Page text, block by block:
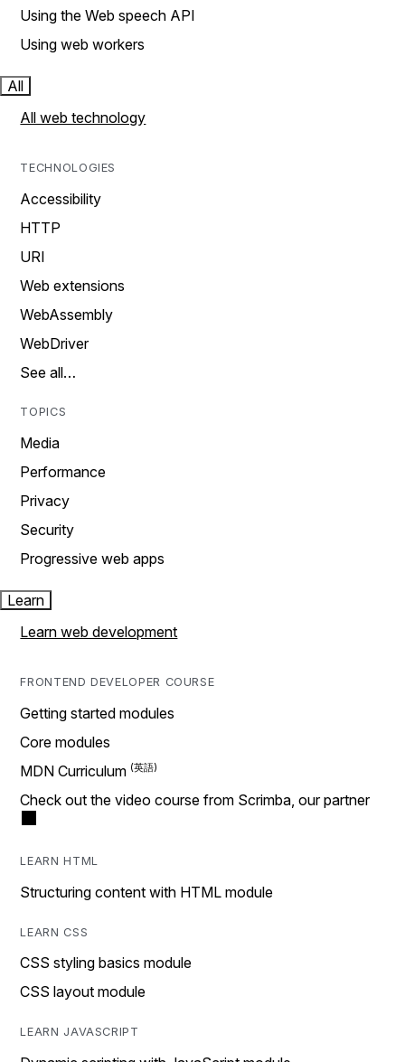
Using the Web speech API
Using web workers
All
All web technology
TECHNOLOGIES
Accessibility
HTTP
URI
Web extensions
WebAssembly
WebDriver
See all…
TOPICS
Media
Performance
Privacy
Security
Progressive web apps
Learn
Learn web development
FRONTEND DEVELOPER COURSE
Getting started modules
Core modules
MDN Curriculum
Check out the video course from Scrimba, our partner
LEARN HTML
Structuring content with HTML module
LEARN CSS
CSS styling basics module
CSS layout module
LEARN JAVASCRIPT